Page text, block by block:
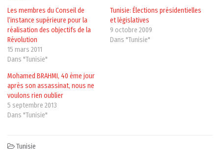
Les membres du Conseil de
l’instance supérieure pour la
réalisation des objectifs de la
Révolution
15 mars 2011
Dans "Tunisie"
Tunisie: Élections présidentielles
et législatives
9 octobre 2009
Dans "Tunisie"
Mohamed BRAHMI, 40 ème jour
après son assassinat, nous ne
voulons rien oublier
5 septembre 2013
Dans "Tunisie"
Tunisie